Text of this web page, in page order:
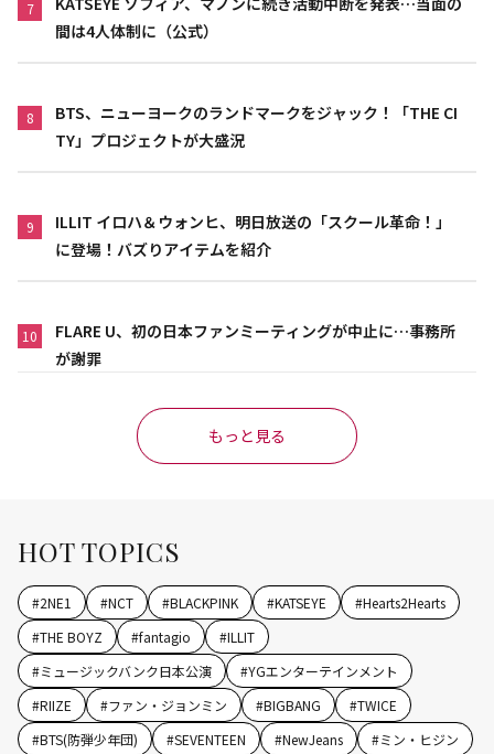
7
間は4人体制に（公式）
8
BTS、ニューヨークのランドマークをジャック！「THE CI
TY」プロジェクトが大盛況
9
ILLIT イロハ＆ウォンヒ、明日放送の「スクール革命！」
に登場！バズりアイテムを紹介
10
FLARE U、初の日本ファンミーティングが中止に…事務所
が謝罪
もっと見る
HOT TOPICS
#2NE1 #NCT #BLACKPINK #KATSEYE #Hearts2Hearts
#THE BOYZ #fantagio #ILLIT
#ミュージックバンク日本公演 #YGエンターテインメント
#RIIZE #ファン・ジョンミン #BIGBANG #TWICE
#BTS(防弾少年団) #SEVENTEEN #NewJeans #ミン・ヒジン